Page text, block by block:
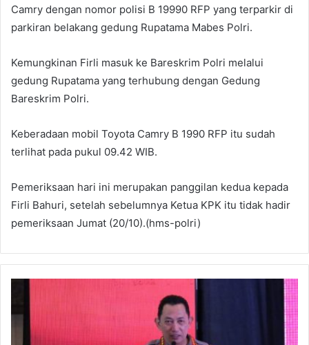
Camry dengan nomor polisi B 19990 RFP yang terparkir di
parkiran belakang gedung Rupatama Mabes Polri.
Kemungkinan Firli masuk ke Bareskrim Polri melalui
gedung Rupatama yang terhubung dengan Gedung
Bareskrim Polri.
Keberadaan mobil Toyota Camry B 1990 RFP itu sudah
terlihat pada pukul 09.42 WIB.
Pemeriksaan hari ini merupakan panggilan kedua kepada
Firli Bahuri, setelah sebelumnya Ketua KPK itu tidak hadir
pemeriksaan Jumat (20/10).(hms-polri)